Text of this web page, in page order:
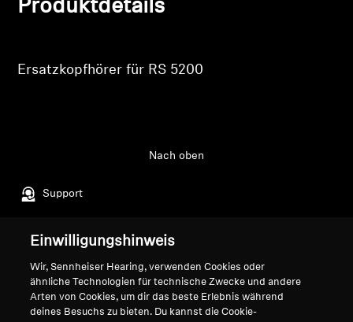
Produktdetails
Ersatzkopfhörer für RS 5200
Support
Nach oben
Impressum
Vertrag widerrufen
Globale Datenschutzrichtlinie
Karriere bei Sonova
Pressekontakte
Einwilligungshinweis
Wir, Sennheiser Hearing, verwenden Cookies oder
ähnliche Technologien für technische Zwecke und andere
Arten von Cookies, um dir das beste Erlebnis während
deines Besuchs zu bieten. Du kannst die Cookie-
Login